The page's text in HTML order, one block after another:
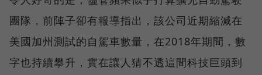
團隊，前陣子卻有報導指出，該公司近期縮減在
美國加州測試的自駕車數量，在2018年期間，數
字也持續攀升，實在讓人猜不透這間科技巨頭到